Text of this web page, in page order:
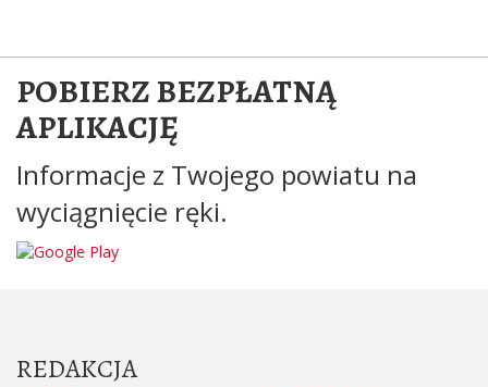
POBIERZ BEZPŁATNĄ
APLIKACJĘ
Informacje z Twojego powiatu na
wyciągnięcie ręki.
REDAKCJA